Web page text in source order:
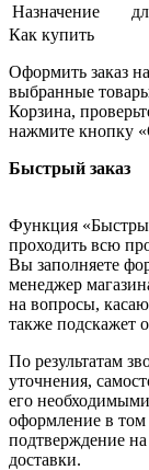
Назначение
Как купить
Оформить заказ
выбранные
Корзина,
нажмите кнопку
Быстрый заказ
Функция
проходить всю
Вы заполняете
менеджер
на вопросы,
также подскажет
По результатам
уточнения,
его
оформление в том
подтверждение
доставки.